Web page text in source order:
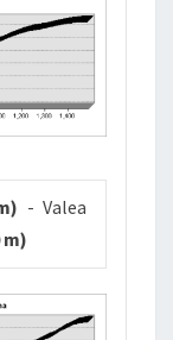
- Valea
m)